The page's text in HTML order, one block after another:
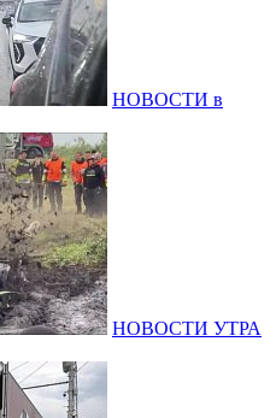
НОВОСТИ в
НОВОСТИ УТРА